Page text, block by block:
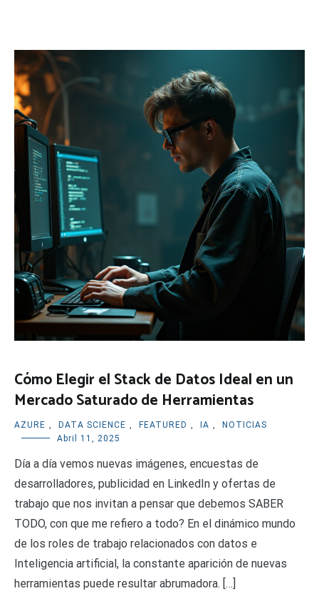
Cómo Elegir el Stack de Datos Ideal en un
Mercado Saturado de Herramientas
AZURE , DATA SCIENCE , FEATURED , IA ,
NOTICIAS
Abril 11, 2025
Día a día vemos nuevas imágenes, encuestas de
desarrolladores, publicidad en LinkedIn y ofertas de
trabajo que nos invitan a pensar que debemos SABER
TODO, con que me refiero a todo? En el dinámico mundo
de los roles de trabajo relacionados con datos e
Inteligencia artificial, la constante aparición de nuevas
herramientas puede resultar abrumadora. […]